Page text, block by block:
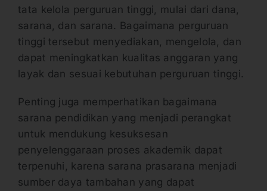
tata kelola perguruan tinggi, mulai dari dana,
sarana, dan sarana. Bagaimana perguruan
tinggi tersebut menyediakan, mengelola, dan
dapat meningkatkan kualitas anggaran yang
layak dan sesuai kebutuhan perguruan tinggi.
Penting juga memperhatikan bagaimana
sarana pendidikan yang menjadi perangkat
untuk mendukung kesuksesan
penyelenggaraan proses akademik dapat
terpenuhi, karena sarana prasarana menjadi
sumber daya tambahan yang dapat